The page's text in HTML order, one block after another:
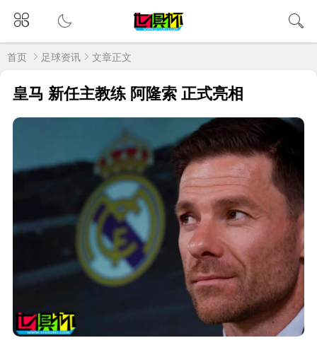
首页 足球资讯 文章正文
皇马 新任主教练 阿隆索 正式亮相